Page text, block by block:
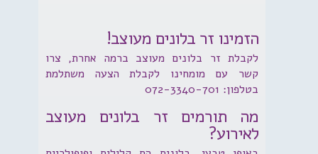
הזמינו זר בלונים מעוצב!
לקבלת זר בלונים מעוצב ברמה אחרת, צרו
קשר עם מומחינו לקבלת הצעה משתלמת
בטלפון: 072-3340-701
מה תורמים זר בלונים מעוצב
לאירוע?